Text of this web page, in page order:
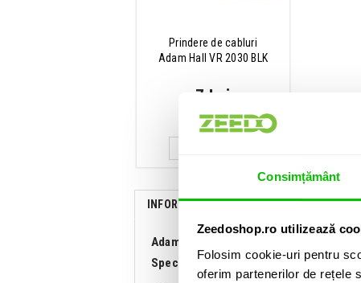
Consimțământ
Zeedoshop.ro utilizează
Folosim cookie-uri pentru
oferim partenerilor de rețele
Prindere de cabluri
Adam Hall VR 2030 BLK
7 Lei
IN STOC
INFORMATII SPECIFICATII
Adam Hall 5Star Mic XLR 5m:
Specificatii: